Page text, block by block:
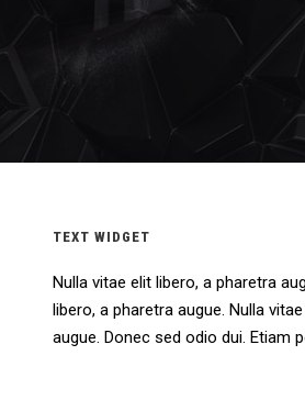
TEXT WIDGET
Nulla vitae elit libero, a pharetra
libero, a pharetra augue. Nulla
augue. Donec sed odio dui. Etiam